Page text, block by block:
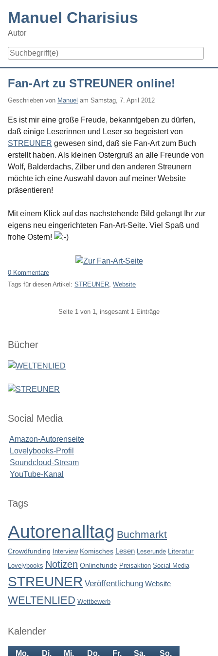
content
Manuel Charisius
Autor
Fan-Art zu STREUNER online!
Geschrieben von Manuel am Samstag, 7. April 2012
Es ist mir eine große Freude, bekanntgeben zu dürfen,
daß einige Leserinnen und Leser so begeistert von
STREUNER gewesen sind, daß sie Fan-Art zum Buch
erstellt haben. Als kleinen Ostergruß an alle Freunde von
Wolf, Balderdachs, Zilber und den anderen Streunern
möchte ich eine Auswahl davon auf meiner Website
präsentieren!
Mit einem Klick auf das nachstehende Bild gelangt Ihr zur
eigens neu eingerichteten Fan-Art-Seite. Viel Spaß und
frohe Ostern!
0 Kommentare
Tags für diesen Artikel: STREUNER Website
Seite 1 von 1, insgesamt 1 Einträge
Seitenleiste
Bücher
Social Media
Amazon-Autorenseite
Lovelybooks-Profil
Soundcloud-Stream
YouTube-Kanal
Seitenleiste
Tags
Autorenalltag Buchmarkt
Crowdfunding Interview Komisches Lesen Leserunde Literatur
Lovelybooks Notizen Onlinefunde Preisaktion Social Media
STREUNER Veröffentlichung Website
WELTENLIED Wettbewerb
Kalender
Mo. Di. Mi. Do. Fr. Sa. So.